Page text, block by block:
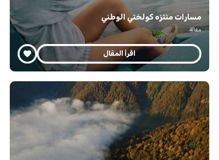
مسارات منتزه كولختي الوطني
مقالة
اقرأ المقال